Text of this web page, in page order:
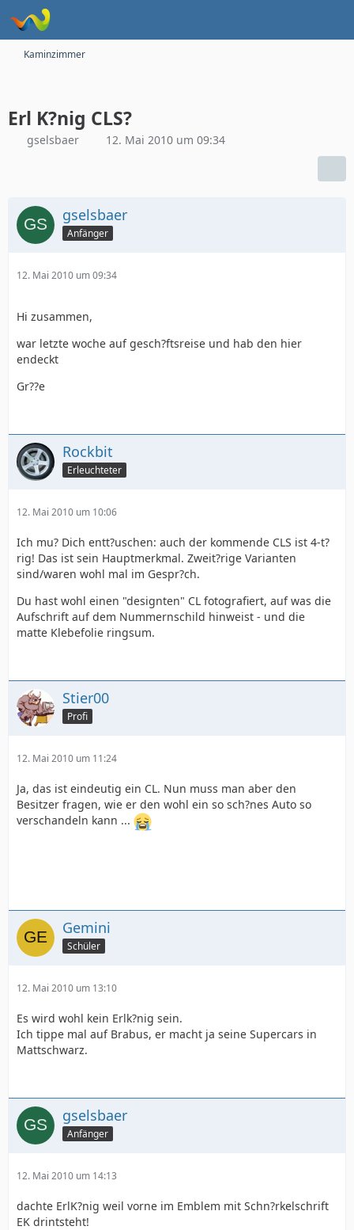
Kaminzimmer
Erl K?nig CLS?
gselsbaer 12. Mai 2010 um 09:34
gselsbaer
Anfänger
12. Mai 2010 um 09:34
Hi zusammen,
war letzte woche auf gesch?ftsreise und hab den hier
endeckt
Gr??e
Rockbit
Erleuchteter
12. Mai 2010 um 10:06
Ich mu? Dich entt?uschen: auch der kommende CLS ist 4-t?
rig! Das ist sein Hauptmerkmal. Zweit?rige Varianten
sind/waren wohl mal im Gespr?ch.
Du hast wohl einen "designten" CL fotografiert, auf was die
Aufschrift auf dem Nummernschild hinweist - und die
matte Klebefolie ringsum.
Stier00
Profi
12. Mai 2010 um 11:24
Ja, das ist eindeutig ein CL. Nun muss man aber den
Besitzer fragen, wie er den wohl ein so sch?nes Auto so
verschandeln kann ...
Gemini
Schüler
12. Mai 2010 um 13:10
Es wird wohl kein Erlk?nig sein.
Ich tippe mal auf Brabus, er macht ja seine Supercars in
Mattschwarz.
gselsbaer
Anfänger
12. Mai 2010 um 14:13
dachte ErlK?nig weil vorne im Emblem mit Schn?rkelschrift
EK drintsteht!